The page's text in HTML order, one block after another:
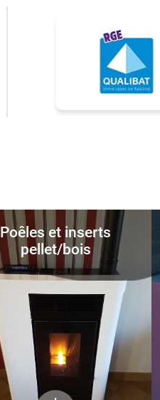
Poêles et inserts
pellet/bois